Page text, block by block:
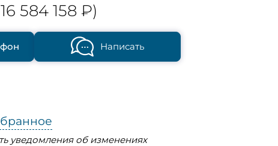
584 158 ₽)
Написать
уведомления об изменениях